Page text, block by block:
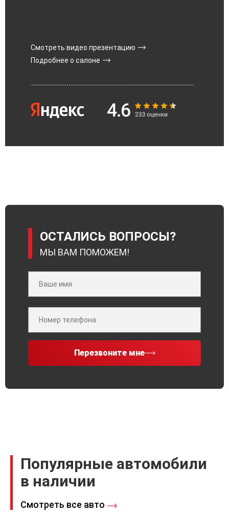
Смотреть видео презентацию
Подробнее о салоне
ОСТАЛИСЬ ВОПРОСЫ?
МЫ ВАМ ПОМОЖЕМ!
Перезвоните мне
Популярные автомобили
в наличии
Смотреть все авто